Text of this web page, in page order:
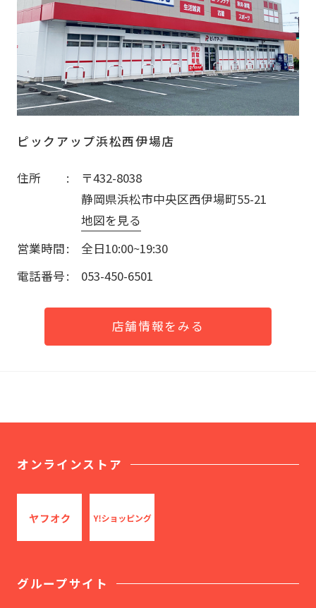
ピックアップ浜松西伊場店
住所
〒432-8038
静岡県浜松市中央区西伊場町55-21
地図を見る
営業時間
全日10:00~19:30
電話番号
053-450-6501
店舗情報をみる
オンラインストア
グループサイト